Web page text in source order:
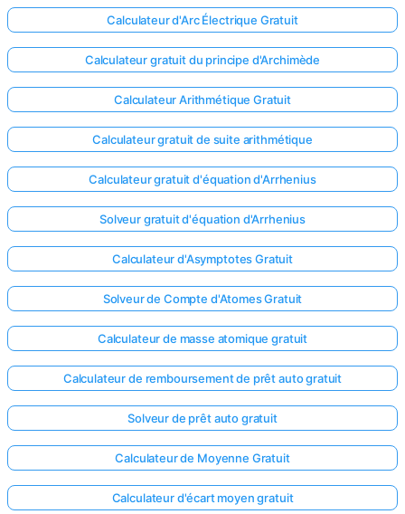
le
Posez
votre
Calculateur d'Arc Électrique Gratuit
Calculateur gratuit du principe d'Archimède
Calculateur Arithmétique Gratuit
Calculateur gratuit de suite arithmétique
Calculateur gratuit d'équation d'Arrhenius
Solveur gratuit d'équation d'Arrhenius
Calculateur d'Asymptotes Gratuit
Solveur de Compte d'Atomes Gratuit
Calculateur de masse atomique gratuit
Calculateur de remboursement de prêt auto gratuit
Solveur de prêt auto gratuit
Calculateur de Moyenne Gratuit
Calculateur d'écart moyen gratuit